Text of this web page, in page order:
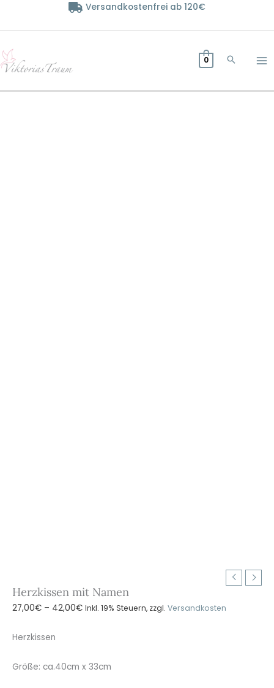
Versandkostenfrei ab 120€
0
Herzkissen mit Namen
27,00€ – 42,00€Preisspanne:
Inkl. 19% Steuern, zzgl. Versandkosten
Herzkissen
Größe: ca.40cm x 33cm